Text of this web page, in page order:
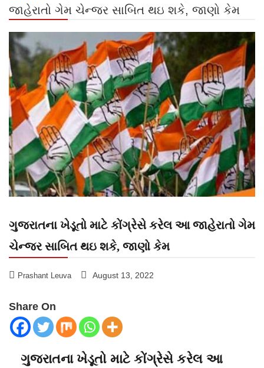
જાહેરાતો ગેમ ચેન્જર સાબિત થઇ શકે, જાણો કેમ
ગુજરાતના ખેડૂતો માટે કોંગ્રેસે કરેલ આ જાહેરાતો ગેમ
ચેન્જર સાબિત થઇ શકે, જાણો કેમ
Prashant Leuva August 13, 2022
Share On
ગુજરાતના ખેડૂતો માટે કોંગ્રેસે કરેલ આ